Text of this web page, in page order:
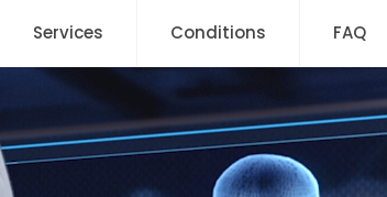
Services Conditions FAQ